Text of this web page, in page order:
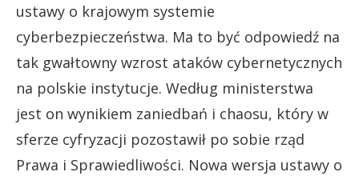
ustawy o krajowym systemie
cyberbezpieczeństwa. Ma to być odpowiedź na
tak gwałtowny wzrost ataków cybernetycznych
na polskie instytucje. Według ministerstwa
jest on wynikiem zaniedbań i chaosu, który w
sferze cyfryzacji pozostawił po sobie rząd
Prawa i Sprawiedliwości. Nowa wersja ustawy o